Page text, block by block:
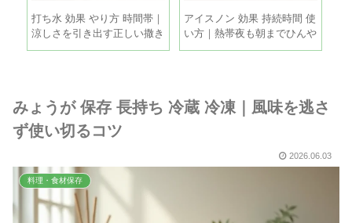
打ち水 効果 やり方 時間帯｜
涼しさを引き出す正しい撒き
方と注意点
アイスノン 効果 持続時間 使
い方｜熱帯夜も朝までひんや
り眠るコツ
みょうが 保存 長持ち 冷蔵 冷凍｜風味を逃さ
ず使い切るコツ
2026.06.03
料理・食材保存